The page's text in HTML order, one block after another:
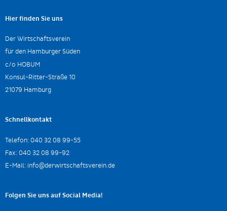
Hier finden Sie uns
Der Wirtschaftsverein
für den Hamburger Süden
c/o HOBUM
Konsul-Ritter-Straße 10
21079 Hamburg
Schnellkontakt
Telefon: 040 32 08 99-55
Fax: 040 32 08 99-92
E-Mail: info@derwirtschaftsverein.de
Folgen Sie uns auf Social Media!